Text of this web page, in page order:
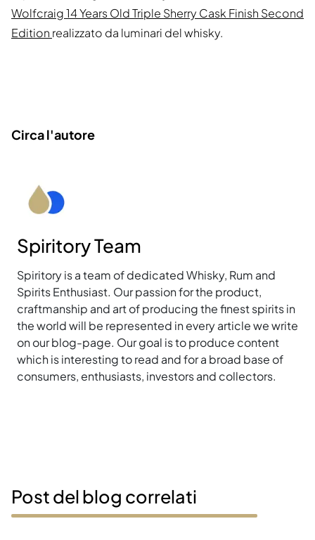
Wolfcraig 14 Years Old Triple Sherry Cask Finish Second
Edition realizzato da luminari del whisky.
Circa l'autore
Spiritory Team
Spiritory is a team of dedicated Whisky, Rum and
Spirits Enthusiast. Our passion for the product,
craftmanship and art of producing the finest spirits in
the world will be represented in every article we write
on our blog-page. Our goal is to produce content
which is interesting to read and for a broad base of
consumers, enthusiasts, investors and collectors.
Post del blog correlati